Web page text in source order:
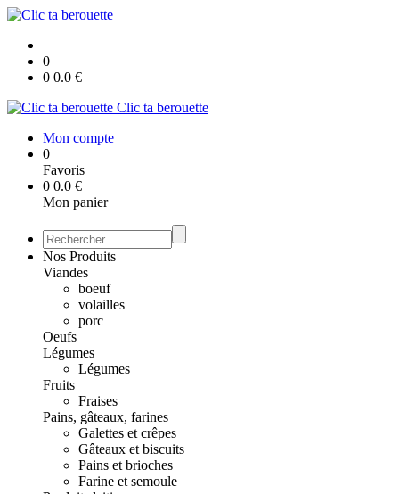
0
0 0.0 €
Clic ta berouette
Mon compte
0
Favoris
0 0.0 €
Mon panier
Nos Produits
Viandes
boeuf
volailles
porc
Oeufs
Légumes
Légumes
Fruits
Fraises
Pains, gâteaux, farines
Galettes et crêpes
Gâteaux et biscuits
Pains et brioches
Farine et semoule